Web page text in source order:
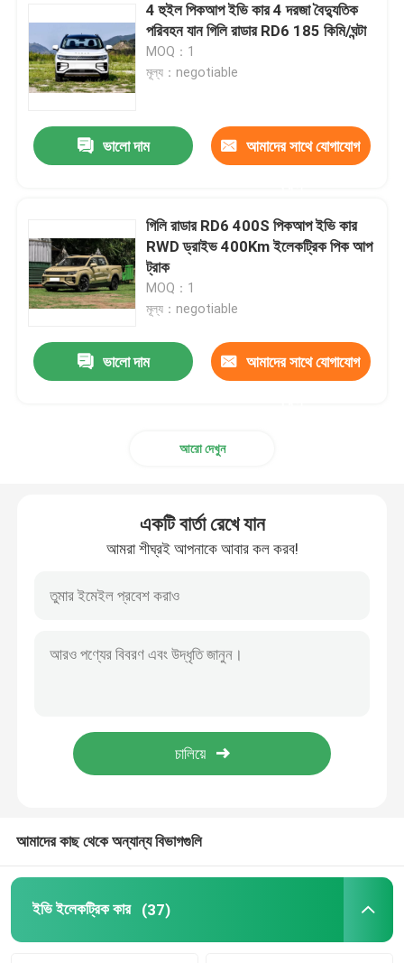
বাড়ি
পণ্য
4 হুইল পিকআপ ইভি কার 4 দরজা বৈদ্যুতিক
পরিবহন যান গিলি রাডার RD6 185 কিমি/ঘন্টা
MOQ：1
মূল্য：negotiable
ভালো দাম আমাদের সাথে যোগাযোগ
গিলি রাডার RD6 400S পিকআপ ইভি কার
RWD ড্রাইভ 400Km ইলেকট্রিক পিক আপ
ট্রাক
MOQ：1
মূল্য：negotiable
ভালো দাম আমাদের সাথে যোগাযোগ
আরো দেখুন
একটি বার্তা রেখে যান
আমরা শীঘ্রই আপনাকে আবার কল করব!
আমাদের কাছ থেকে অন্যান্য বিভাগগুলি
ইভি ইলেকট্রিক কার (37)